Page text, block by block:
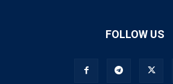
FOLLOW US